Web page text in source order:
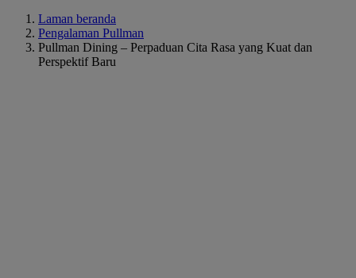
Laman beranda
Pengalaman Pullman
Pullman Dining – Perpaduan Cita Rasa yang Kuat dan
Perspektif Baru